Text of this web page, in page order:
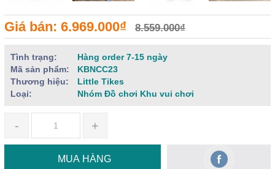
Giá bán: 6.969.000₫ 8.559.000₫
Tình trạng:
Hàng order 7-15 ngày
Mã sản phẩm:
KBNCC23
Thương hiệu:
Little Tikes
Loại:
Nhóm Đồ chơi Khu vui chơi
- +
MUA HÀNG